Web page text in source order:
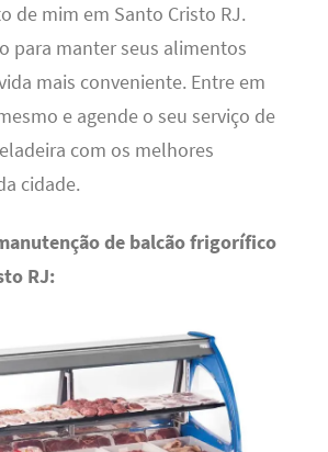
de mim em Santo Cristo RJ.
para manter seus alimentos
mais conveniente. Entre em
e agende o seu serviço de
com os melhores
cidade.
de balcão frigorífico
RJ: